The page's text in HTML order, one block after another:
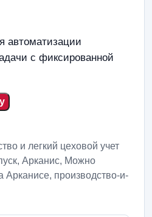
автоматизации
с фиксированной
и легкий цеховой учет
, Арканис, Можно
Арканисе, производство-и-